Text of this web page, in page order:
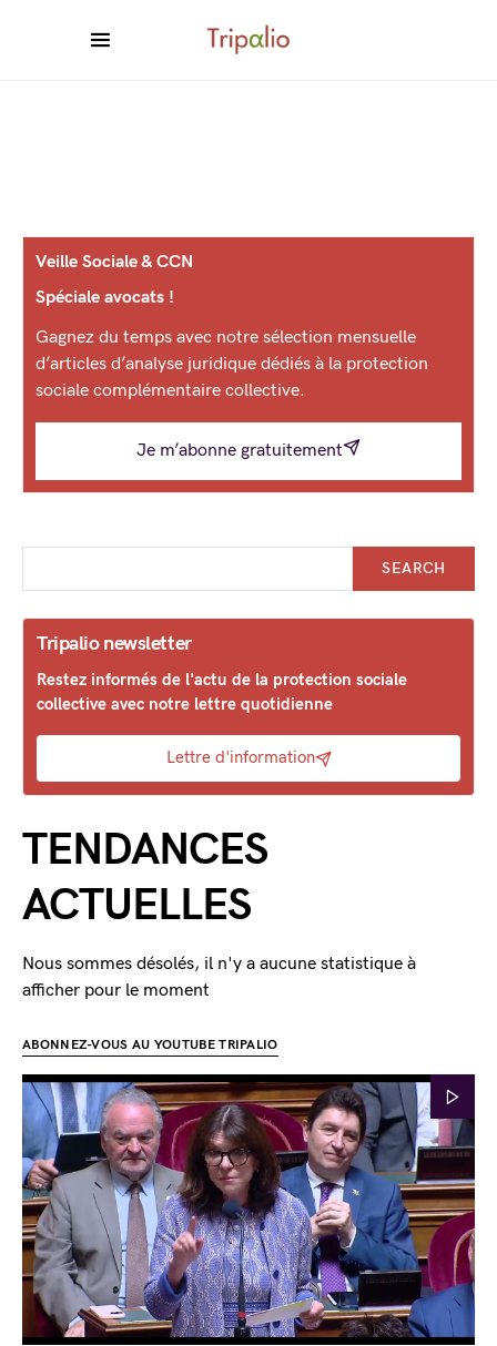
Veille Sociale & CCN
Spéciale avocats !
Gagnez du temps avec notre sélection mensuelle
d’articles d’analyse juridique dédiés à la protection
sociale complémentaire collective.
Je m’abonne gratuitement
SEARCH
Tripalio newsletter
Restez informés de l'actu de la protection sociale
collective avec notre lettre quotidienne
Lettre d'information
TENDANCES
ACTUELLES
Nous sommes désolés, il n'y a aucune statistique à
afficher pour le moment
ABONNEZ-VOUS AU YOUTUBE TRIPALIO